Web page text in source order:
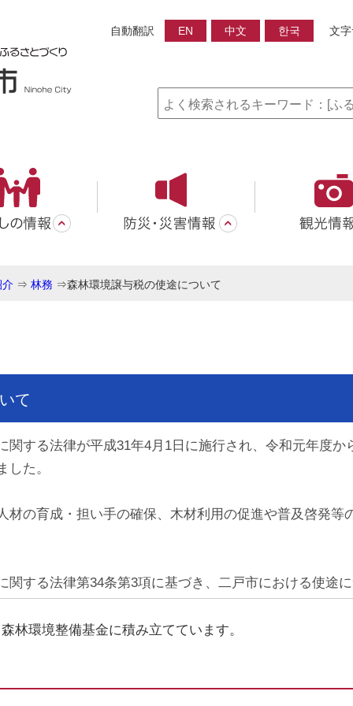
自動翻訳 EN 中文 한국 文
介 ⇒ 林務 ⇒森林環境譲与税の使途について
て
関する法律が平成31年4月1日に施行され、令和元年度
た。
材の育成・担い手の確保、木材利用の促進や普及啓発等
関する法律第34条第3項に基づき、二戸市における使途
林環境整備基金に積み立てています。